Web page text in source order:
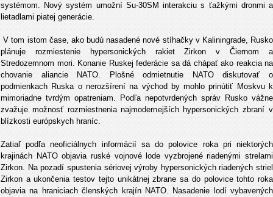
systémom. Nový systém umožní Su-30SM interakciu s ťažkými dronmi a
lietadlami piatej generácie.
V tom istom čase, ako budú nasadené nové stíhačky v Kaliningrade, Rusko
plánuje rozmiestenie hypersonických rakiet Zirkon v Čiernom a
Stredozemnom mori. Konanie Ruskej federácie sa dá chápať ako reakcia na
chovanie aliancie NATO. Plošné odmietnutie NATO diskutovať o
podmienkach Ruska o nerozšírení na východ by mohlo prinútiť Moskvu k
mimoriadne tvrdým opatreniam. Podľa nepotvrdených správ Rusko vážne
zvažuje možnosť rozmiestnenia najmodernejších hypersonických zbraní v
blízkosti európskych hraníc.
Zatiaľ podľa neoficiálnych informácií sa do polovice roka pri niektorých
krajinách NATO objavia ruské vojnové lode vyzbrojené riadenými strelami
Zirkon. Na pozadí spustenia sériovej výroby hypersonických riadených striel
Zirkon a ukončenia testov tejto unikátnej zbrane sa do polovice tohto roka
objavia na hraniciach členských krajín NATO. Nasadenie lodí vybavených